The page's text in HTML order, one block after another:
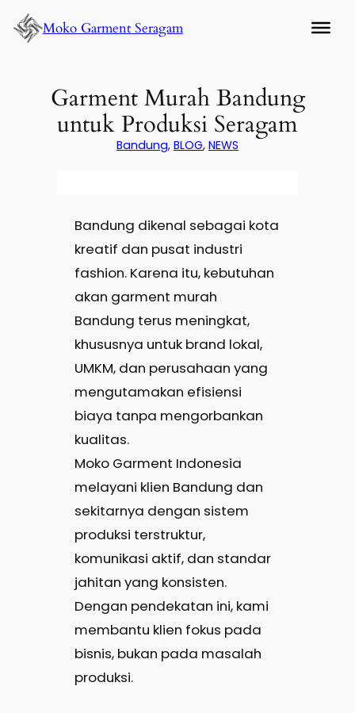
Lewati
ke
Moko Garment Seragam
Garment Murah Bandung
untuk Produksi Seragam
Bandung, BLOG, NEWS
Bandung dikenal sebagai kota
kreatif dan pusat industri
fashion. Karena itu, kebutuhan
akan garment murah
Bandung terus meningkat,
khususnya untuk brand lokal,
UMKM, dan perusahaan yang
mengutamakan efisiensi
biaya tanpa mengorbankan
kualitas.
Moko Garment Indonesia
melayani klien Bandung dan
sekitarnya dengan sistem
produksi terstruktur,
komunikasi aktif, dan standar
jahitan yang konsisten.
Dengan pendekatan ini, kami
membantu klien fokus pada
bisnis, bukan pada masalah
produksi.